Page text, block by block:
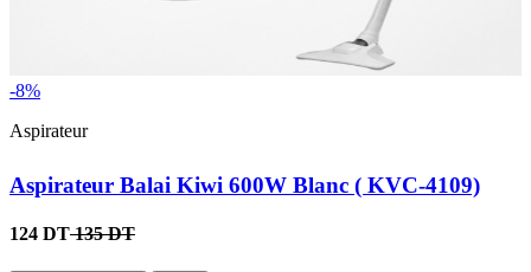
-8%
Aspirateur
Aspirateur Balai Kiwi 600W Blanc ( KVC-4109)
124 DT135 DT